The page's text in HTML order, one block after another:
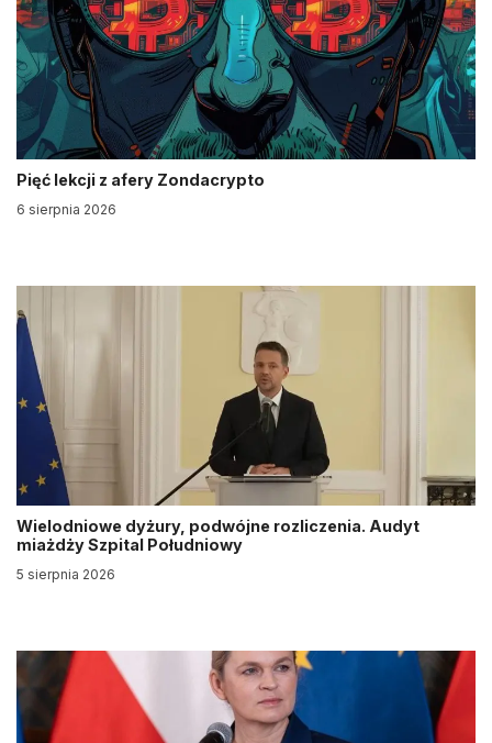
Pięć lekcji z afery Zondacrypto
6 sierpnia 2026
Wielodniowe dyżury, podwójne rozliczenia. Audyt
miażdży Szpital Południowy
5 sierpnia 2026